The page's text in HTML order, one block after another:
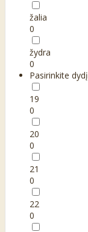
žalia
0
žydra
0
Pasirinkite dydį
19
0
20
0
21
0
22
0